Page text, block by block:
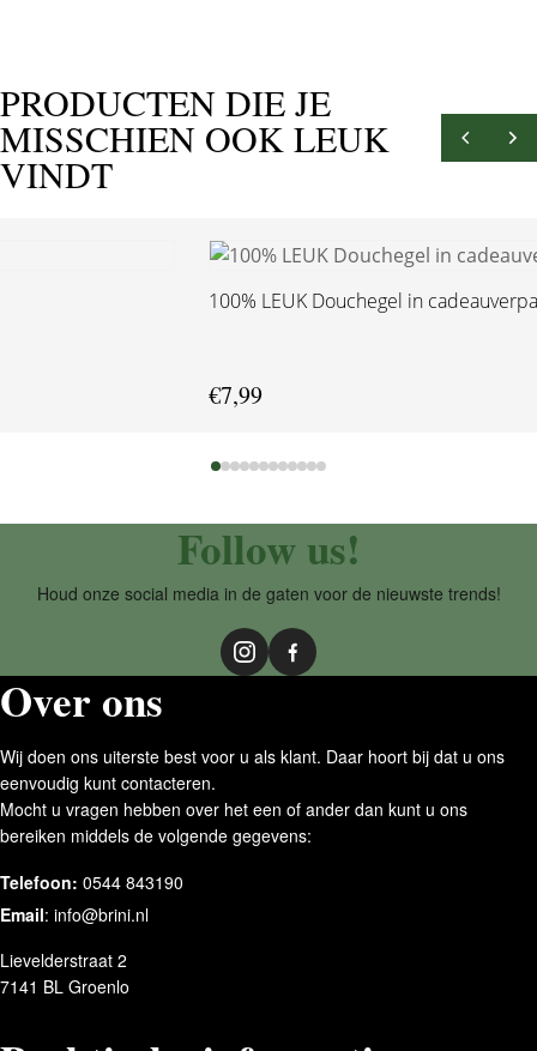
PRODUCTEN DIE JE
MISSCHIEN OOK LEUK
VINDT
100% LEUK Douchegel in
€7,99
Follow us!
Houd onze social media in de gaten voor de nieuwste trends!
Over ons
Wij doen ons uiterste best voor u als klant. Daar hoort bij dat u ons
eenvoudig kunt contacteren.
Mocht u vragen hebben over het een of ander dan kunt u ons
bereiken middels de volgende gegevens:
Telefoon: 0544 843190
Email: info@brini.nl
Lievelderstraat 2
7141 BL Groenlo